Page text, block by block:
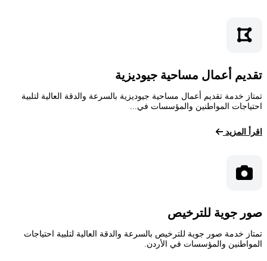
تقديم أعمال مساحية جيوديزية
تمتاز خدمة تقديم أعمال مساحية جيوديزية بالسرعة والدقة العالية لتلبية
احتياجات المواطنين والمؤسسات في...
اقرأ المزيد
صور جوية للترخيص
تمتاز خدمة صور جوية للترخيص بالسرعة والدقة العالية لتلبية احتياجات
المواطنين والمؤسسات في الأردن.